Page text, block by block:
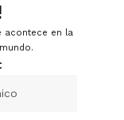
acontece en la